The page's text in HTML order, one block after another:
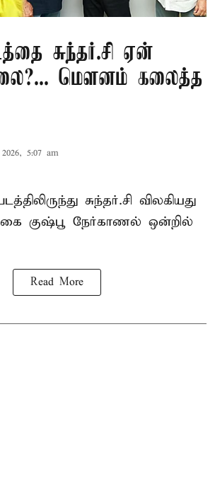
சுந்தர்.சி ஏன்
மௌனம் கலைத்த
5:07 am
சுந்தர்.சி விலகியது
குஷ்பூ நேர்காணல் ஒன்றில்
Read More